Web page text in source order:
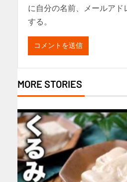
に自分の名前、メールアド
する。
MORE STORIES